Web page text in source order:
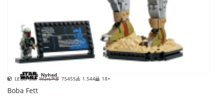
Nyhed
LEGO Star Wars™ 75455 1.544 18+
Boba Fett